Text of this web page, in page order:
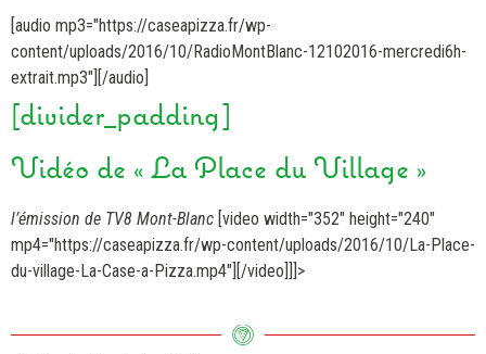
[audio mp3="https://caseapizza.fr/wp-
content/uploads/2016/10/RadioMontBlanc-12102016-mercredi6h-
extrait.mp3"][/audio]
[divider_padding]
Vidéo de « La Place du Village »
l’émission de TV8 Mont-Blanc [video width="352" height="240"
mp4="https://caseapizza.fr/wp-content/uploads/2016/10/La-Place-
du-village-La-Case-a-Pizza.mp4"][/video]]]>